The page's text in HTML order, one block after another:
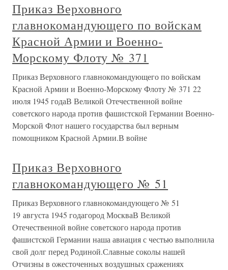
Приказ Верховного
главнокомандующего по войскам
Красной Армии и Военно-
Морскому Флоту № 371
Приказ Верховного главнокомандующего по войскам
Красной Армии и Военно-Морскому Флоту № 371 22
июля 1945 годаВ Великой Отечественной войне
советского народа против фашистской Германии Военно-
Морской Флот нашего государства был верным
помощником Красной Армии.В войне
Приказ Верховного
главнокомандующего № 51
Приказ Верховного главнокомандующего № 51
19 августа 1945 годагород МоскваВ Великой
Отечественной войне советского народа против
фашистской Германии наша авиация с честью выполнила
свой долг перед Родиной.Славные соколы нашей
Отчизны в ожесточенных воздушных сражениях